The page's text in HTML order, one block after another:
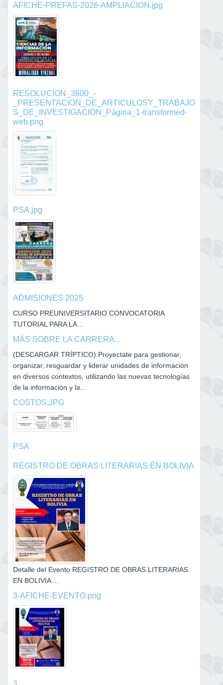
AFICHE-PREFAS-2026-AMPLIACION.jpg
RESOLUCION_3600_-
_PRESENTACION_DE_ARTICULOSY_TRABAJO
S_DE_INVESTIGACION_Página_1-transformed-
web.png
PSA.jpg
ADMISIONES 2025
CURSO PREUNIVERSITARIO CONVOCATORIA
TUTORIAL PARA LA...
MÁS SOBRE LA CARRERA...
(DESCARGAR TRÍPTICO) Proyectate para gestionar,
organizar, resguardar y liderar unidades de información
en diversos contextos, utilizando las nuevas tecnologías
de la información y la...
COSTOS.JPG
PSA
REGISTRO DE OBRAS LITERARIAS EN BOLIVIA
Detalle del Evento REGISTRO DE OBRAS LITERARIAS
EN BOLIVIA ...
3-AFICHE-EVENTO.png